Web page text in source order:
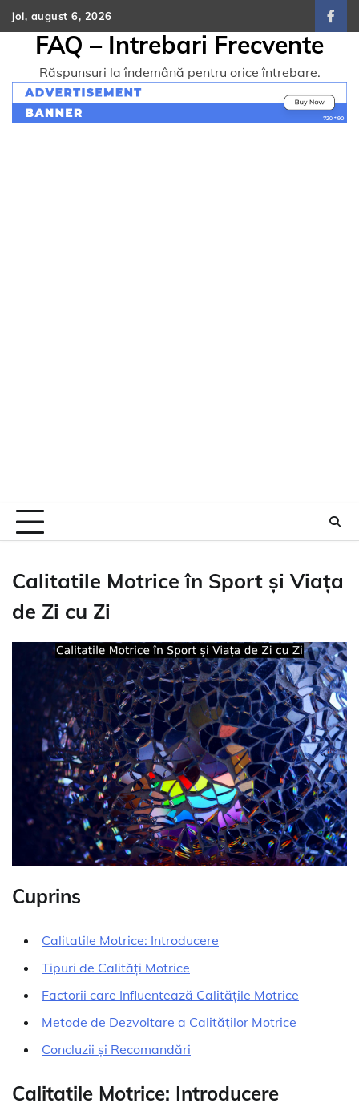
Skip
to
content
joi, august 6, 2026
FAQ – Intrebari Frecvente
Răspunsuri la îndemână pentru orice întrebare.
Calitatile Motrice în Sport și Viața
de Zi cu Zi
Cuprins
Calitatile Motrice: Introducere
Tipuri de Calități Motrice
Factorii care Influentează Calitățile Motrice
Metode de Dezvoltare a Calităților Motrice
Concluzii și Recomandări
Calitatile Motrice: Introducere